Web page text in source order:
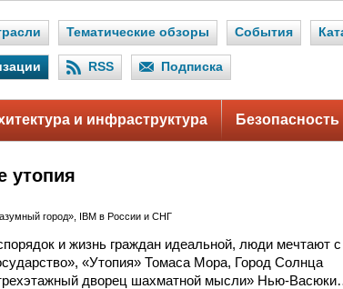
Тематические обзоры События
RSS Подписка
и инфраструктура Безопасность
утопия
город», IBM в России и СНГ
и жизнь граждан идеальной, люди мечтают с
«Утопия» Томаса Мора, Город Солнца
дворец шахматной мысли» Нью-